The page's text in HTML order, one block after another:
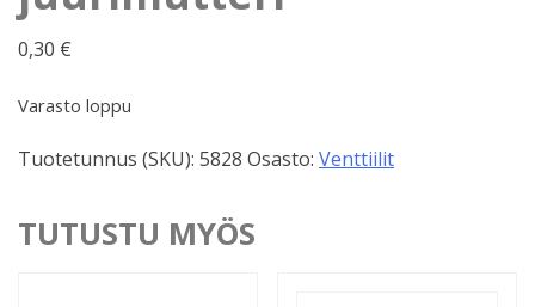
0,30 €
Varasto loppu
Tuotetunnus (SKU): 5828 Osasto: Venttiilit
TUTUSTU MYÖS